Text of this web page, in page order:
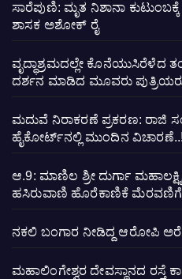
ಸಾರೆಪುಣಿ: ಮೃತ ನಿಶಾನಾ
ಶಾಸಕ ಅಶೋಕ್ ರೈ
ವೃದ್ಧಾಶ್ರಮದಲ್ಲೇ
ದರ್ಶನ ಮಾಡಿದ ಮೂವರು
ಮದುವೆ ನಿರಾಕರಣೆ ಪ್ರಕರಣ: ರಾಜಿ
ಹೈಕೋರ್ಟ್‌ನಲ್ಲಿ ಮುಂದಿನ
ಆ.9: ಮಾಣಿಲ ಶ್ರೀ ದುರ್ಗಾ ಮಹಾಲಕ್ಷ್ಮೀ
ಹಸಿರುವಾಣಿ ಹೊರೆಕಾಣಿಕೆ
ನಕಲಿ ಬಂಗಾರ ನೀಡಿದ್ದ ಆರೋಪಿ
ಮಹಾಲಿಂಗೇಶ್ವರ ದೇವಸ್ಥಾನದ ರಸ್ತೆ